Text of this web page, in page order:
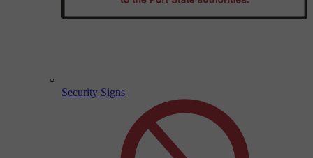
Security Signs